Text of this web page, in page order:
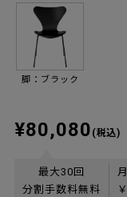
脚：ブラック
¥80,080 (税込)
最大30回
分割手数料無料
￥